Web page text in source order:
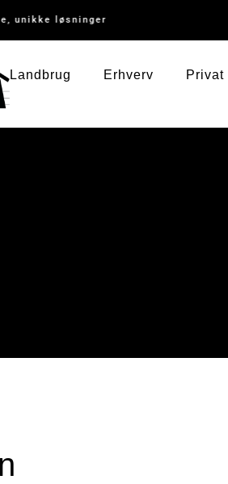
unikke løsninger
Landbrug Erhverv Privat